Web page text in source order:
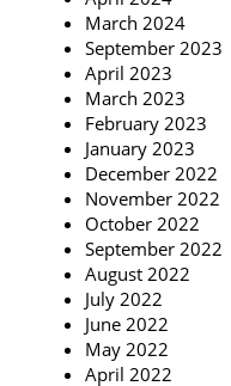
March 2024
September 2023
April 2023
March 2023
February 2023
January 2023
December 2022
November 2022
October 2022
September 2022
August 2022
July 2022
June 2022
May 2022
April 2022